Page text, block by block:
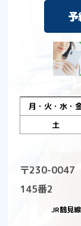
予
月・火・水・
土
〒230-0047
145番2
JR鶴見